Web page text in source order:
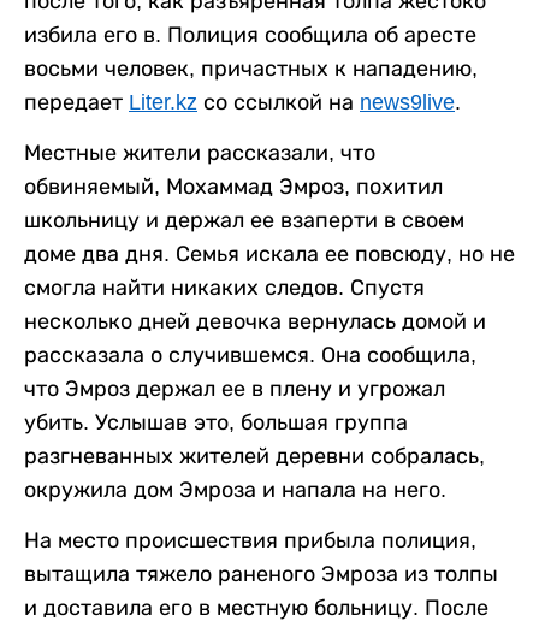
избила его в. Полиция сообщила об аресте
восьми человек, причастных к нападению,
передает Liter.kz со ссылкой на news9live.
Местные жители рассказали, что
обвиняемый, Мохаммад Эмроз, похитил
школьницу и держал ее взаперти в своем
доме два дня. Семья искала ее повсюду, но не
смогла найти никаких следов. Спустя
несколько дней девочка вернулась домой и
рассказала о случившемся. Она сообщила,
что Эмроз держал ее в плену и угрожал
убить. Услышав это, большая группа
разгневанных жителей деревни собралась,
окружила дом Эмроза и напала на него.
На место происшествия прибыла полиция,
вытащила тяжело раненого Эмроза из толпы
и доставила его в местную больницу. После